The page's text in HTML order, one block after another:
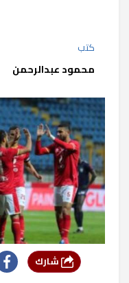
كتب
محمود عبدالرحمن